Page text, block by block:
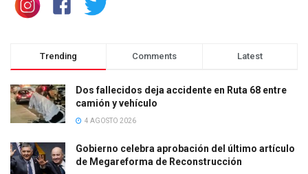
Trending Comments Latest
Dos fallecidos deja accidente en Ruta 68 entre
camión y vehículo
4 AGOSTO 2026
Gobierno celebra aprobación del último artículo
de Megareforma de Reconstrucción